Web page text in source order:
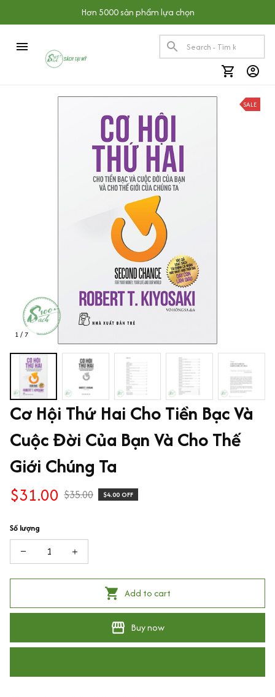
Hơn 5000 sản phẩm lựa chọn
1 / 7
SALE
Cơ Hội Thứ Hai Cho Tiền Bạc Và
Cuộc Đời Của Bạn Và Cho Thế
Giới Chúng Ta
$31.00 $35.00 $4.00 OFF
Số lượng
Add to cart
Buy now